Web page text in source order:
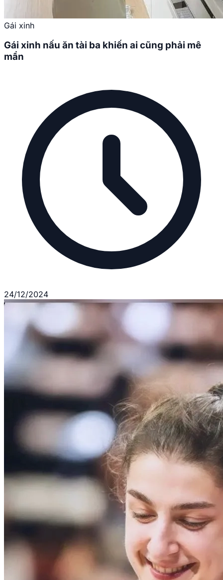
Gái xinh
Gái xinh nấu ăn tài ba khiến ai cũng phải mê
mẩn
24/12/2024